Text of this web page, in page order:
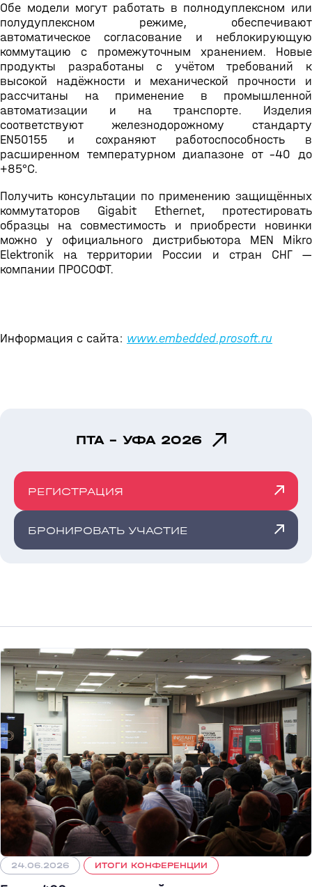
Обе модели могут работать в полнодуплексном или
полудуплексном режиме, обеспечивают
автоматическое согласование и неблокирующую
коммутацию с промежуточным хранением. Новые
продукты разработаны с учётом требований к
высокой надёжности и механической прочности и
рассчитаны на применение в промышленной
автоматизации и на транспорте. Изделия
соответствуют железнодорожному стандарту
EN50155 и сохраняют работоспособность в
расширенном температурном диапазоне от –40 до
+85°С.
Получить консультации по применению защищённых
коммутаторов Gigabit Ethernet, протестировать
образцы на совместимость и приобрести новинки
можно у официального дистрибьютора MEN Mikro
Elektronik на территории России и стран СНГ —
компании ПРОСОФТ.
Информация с сайта: www.embedded.prosoft.ru
ПТА - УФА 2026
РЕГИСТРАЦИЯ
БРОНИРОВАТЬ УЧАСТИЕ
24.06.2026 ИТОГИ КОНФЕРЕНЦИИ